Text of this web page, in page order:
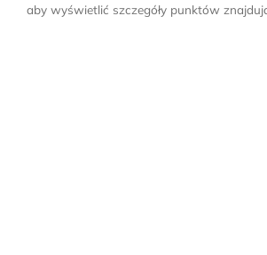
aby wyświetlić szczegóły punktów